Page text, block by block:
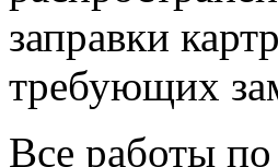
заправки
требующих
Все работы